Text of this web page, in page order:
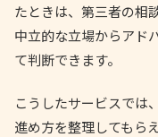
たときは、第三者の相
中立的な立場からアド
て判断できます。
こうしたサービスでは
進め方を整理してもら